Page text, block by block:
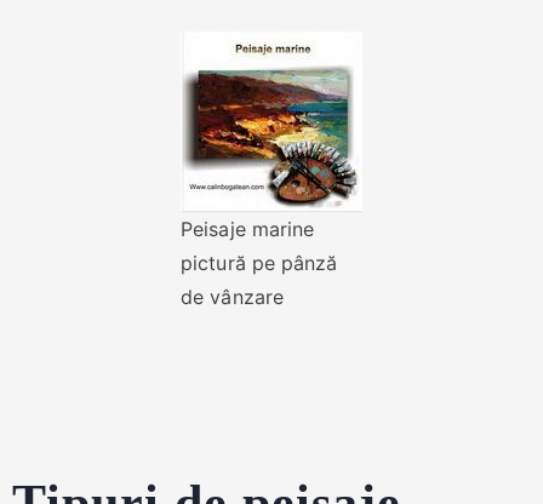
Peisaje marine
pictură pe pânză
de vânzare